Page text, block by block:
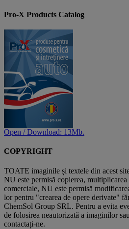
Pro-X Products Catalog
Open / Download: 13Mb.
COPYRIGHT
TOATE imaginile și textele din acest
NU este permisă copierea,
comerciale, NU este permisă
lor pentru "crearea de opere derivate"
ChemSol Group SRL. Pentru a evita
de folosirea neautorizată a imaginilor
contactați-ne.